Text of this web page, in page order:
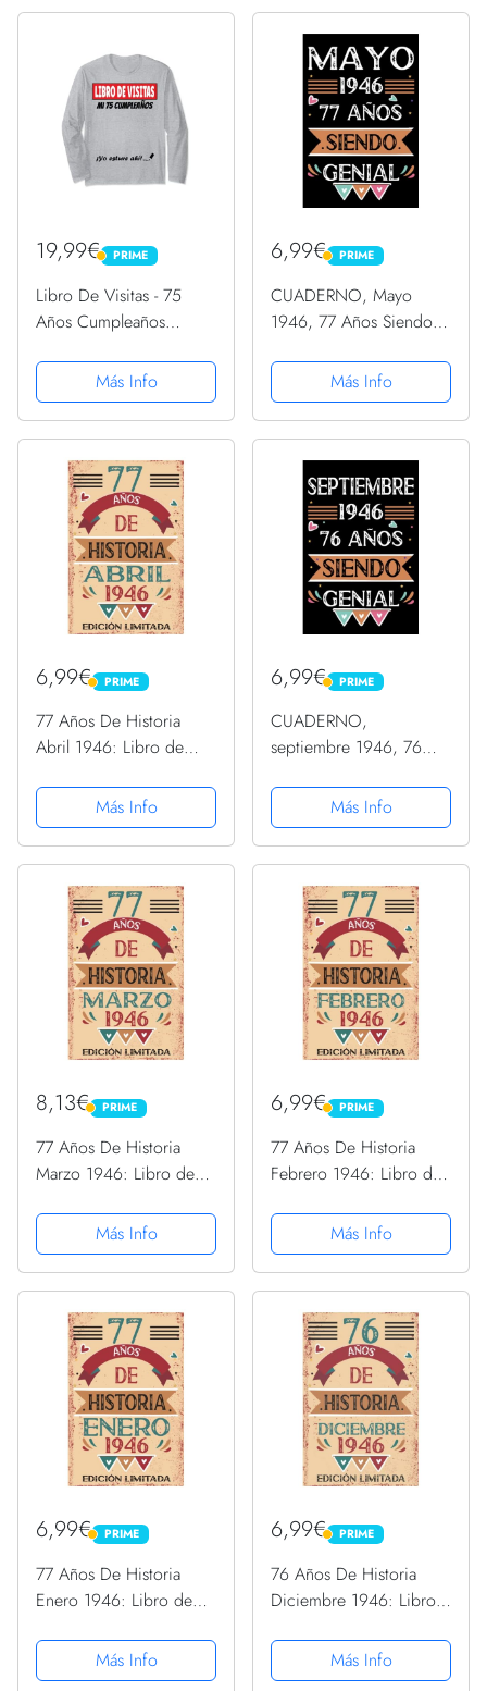
19,99€ PRIME
PRIME
Libro De Visitas - 75
Años Cumpleaños
Manga LargaMás Info
6,99€ PRIME
PRIME
CUADERNO, Mayo
1946, 77 Años Siendo
cuaderno, 110 páginas
de felicitaciones, idea
de regalo, regalo Para la
Más Info
6,99€ PRIME
PRIME
77 Años De Historia
Abril 1946: Libro de
páginas de
felicitaciones, idea de
regalo, regalo Para la
madre
Más Info
6,99€ PRIME
PRIME
CUADERNO,
septiembre 1946, 76
años. Libro de visitas,
cuaderno, 110 páginas
de felicitaciones, idea
esposa,...
Más Info
8,13€ PRIME
PRIME
77 Años De Historia
Marzo 1946: Libro de
páginas de
felicitaciones, idea de
regalo, regalo Para la
madre
Más Info
6,99€ PRIME
PRIME
77 Años De Historia
Febrero 1946: Libro de
páginas de
felicitaciones, idea de
regalo, regalo Para la
madre
Más Info
6,99€ PRIME
PRIME
77 Años De Historia
Enero 1946: Libro de
páginas de
felicitaciones, idea de
Más Info
6,99€ PRIME
PRIME
76 Años De Historia
Diciembre 1946: Libro
páginas de
felicitaciones, idea de
Más Info